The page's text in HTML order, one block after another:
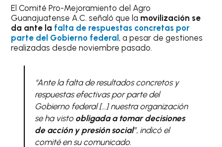
El Comité Pro-Mejoramiento del Agro
Guanajuatense A.C. señaló que la movilización se
da ante la falta de respuestas concretas por
parte del Gobierno federal , a pesar de gestiones
realizadas desde noviembre pasado.
“Ante la falta de resultados concretos y
respuestas efectivas por parte del
Gobierno federal […] nuestra organización
se ha visto obligada a tomar decisiones
de acción y presión social”, indicó el
comité en su comunicado.